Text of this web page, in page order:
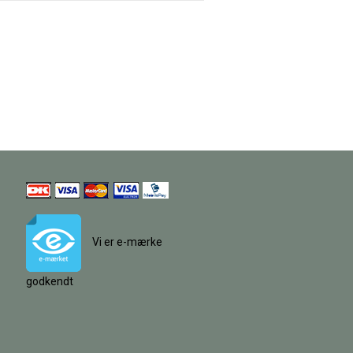
Vi er e-mærke
godkendt